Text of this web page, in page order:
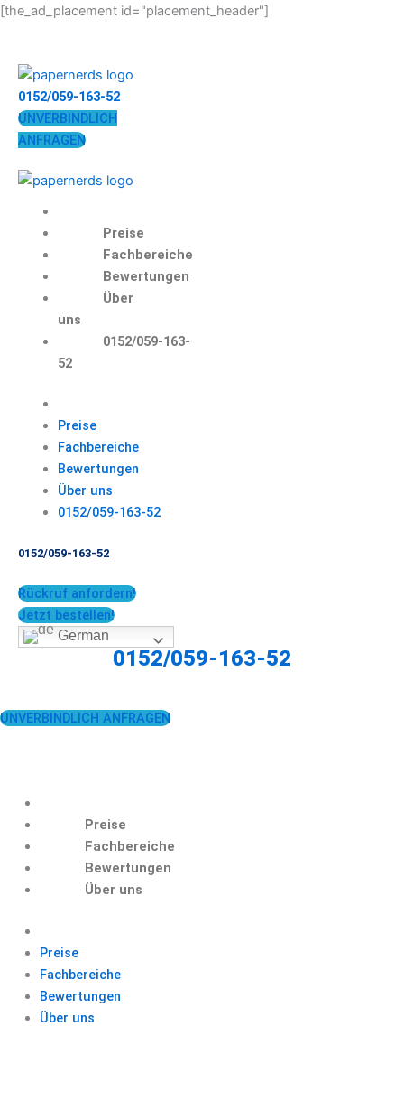
[the_ad_placement id="placement_header"]
Zum
0152/059-163-52
UNVERBINDLICH
ANFRAGEN
Preise
Fachbereiche
Bewertungen
Über
uns
0152/059-163-
52
Preise
Fachbereiche
Bewertungen
Über uns
0152/059-163-52
0152/059-163-52
Rückruf anfordern!
Jetzt bestellen!
German
0152/059-163-52
UNVERBINDLICH ANFRAGEN
Preise
Fachbereiche
Bewertungen
Über uns
Preise
Fachbereiche
Bewertungen
Über uns